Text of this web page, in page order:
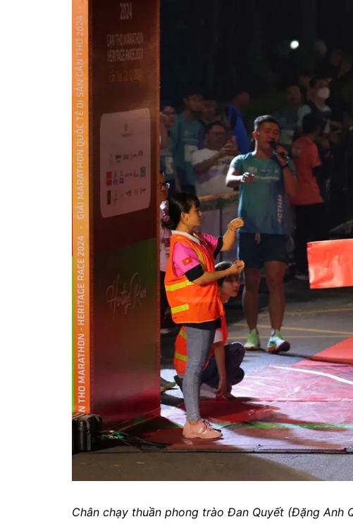
Chân chạy thuần phong trào Đan Quyết (Đặng